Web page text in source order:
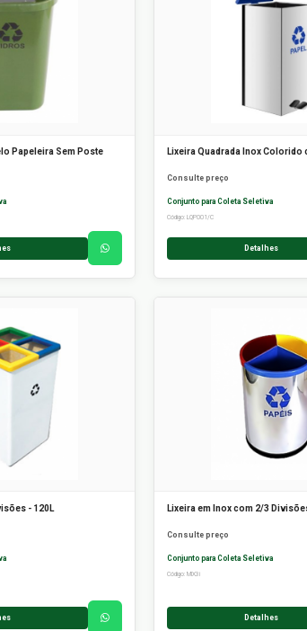
Papeleira Sem Poste Lixeira Quadrada Inox Colorido
Consulte preço
Conjunto para Coleta Seletiva
Código: LQP001/C
Detalhes
- 120L Lixeira em Inox com 2/3
Consulte preço
Conjunto para Coleta Seletiva
Código: MIX3i
Detalhes